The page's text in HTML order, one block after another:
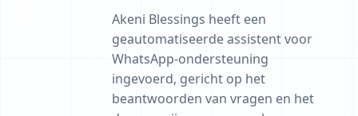
Akeni Blessings heeft een
geautomatiseerde assistent voor
WhatsApp-ondersteuning
ingevoerd, gericht op het
beantwoorden van vragen en het